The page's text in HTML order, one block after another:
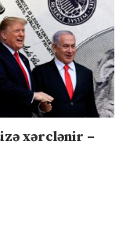
xərclənir –